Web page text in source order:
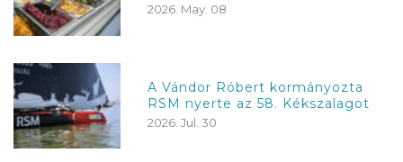
2026. May. 08
A Vándor Róbert kormányozta
RSM nyerte az 58. Kékszalagot
2026. Jul. 30